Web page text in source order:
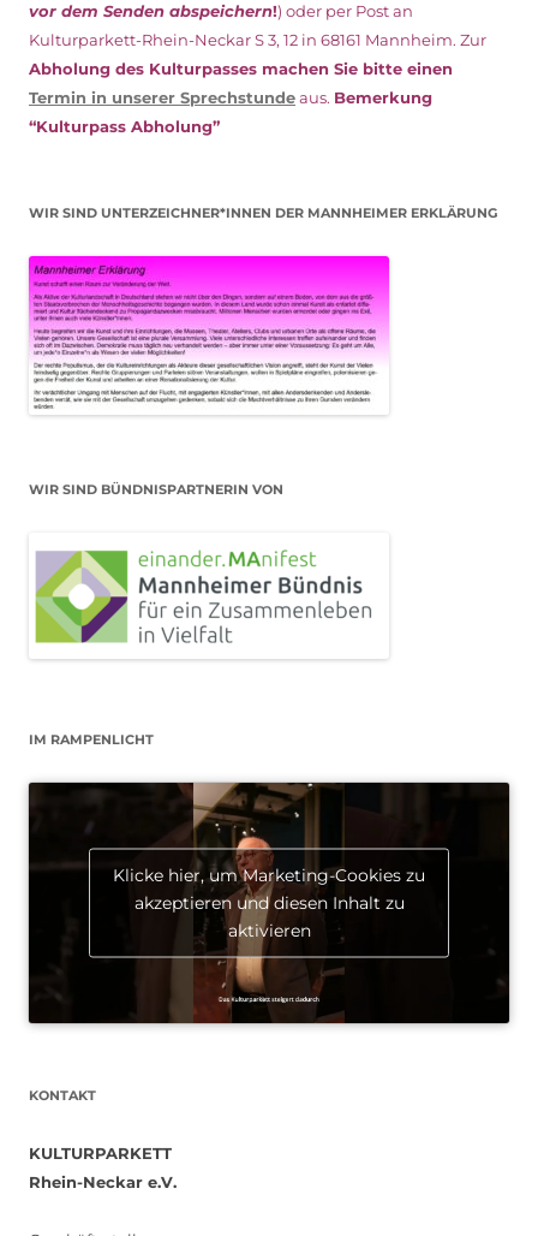
vor dem Senden abspeichern!) oder per Post an
Kulturparkett-Rhein-Neckar S 3, 12 in 68161 Mannheim. Zur
Abholung des Kulturpasses machen Sie bitte einen
Termin in unserer Sprechstundeaus. Bemerkung
“Kulturpass Abholung”
WIR SIND UNTERZEICHNER*INNEN DER MANNHEIMER ERKLÄRUNG
WIR SIND BÜNDNISPARTNERIN VON
IM RAMPENLICHT
Klicke hier, um Marketing-Cookies zu
akzeptieren und diesen Inhalt zu
aktivieren
KONTAKT
KULTURPARKETT
Rhein-Neckar e.V.